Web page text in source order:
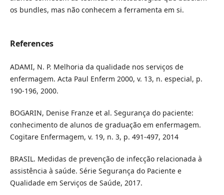
os bundles, mas não conhecem a ferramenta em si.
References
ADAMI, N. P. Melhoria da qualidade nos serviços de
enfermagem. Acta Paul Enferm 2000, v. 13, n. especial, p.
190-196, 2000.
BOGARIN, Denise Franze et al. Segurança do paciente:
conhecimento de alunos de graduação em enfermagem.
Cogitare Enfermagem, v. 19, n. 3, p. 491-497, 2014
BRASIL. Medidas de prevenção de infecção relacionada à
assistência à saúde. Série Segurança do Paciente e
Qualidade em Serviços de Saúde, 2017.